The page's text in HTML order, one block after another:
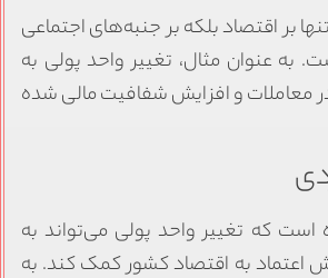
بر اقتصاد بلکه بر جنبه‌های اجتماعی
به عنوان مثال، تغییر واحد پولی به
معاملات و افزایش شفافیت مالی شده
است که تغییر واحد پولی می‌تواند به
اعتماد به اقتصاد کشور کمک کند. به